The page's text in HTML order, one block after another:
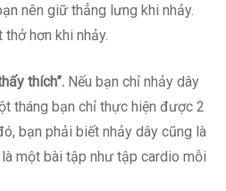
nên giữ thẳng lưng khi nhảy.
hơn khi nhảy.
thích”. Nếu bạn chỉ nhảy dây
tháng bạn chỉ thực hiện được 2
bạn phải biết nhảy dây cũng là
một bài tập như tập cardio mỗi